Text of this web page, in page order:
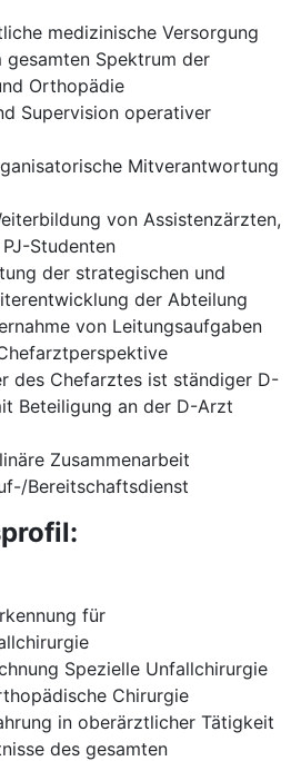
medizinische Versorgung
gesamten Spektrum der
Orthopädie
Supervision operativer
Mitverantwortung
von Assistenzärzten,
Studenten
der strategischen und
der Abteilung
von Leitungsaufgaben
des Chefarztes ist ständiger D-
Beteiligung an der D-Arzt
Zusammenarbeit
Bereitschaftsdienst
für
Spezielle Unfallchirurgie
Chirurgie
in oberärztlicher Tätigkeit
des gesamten